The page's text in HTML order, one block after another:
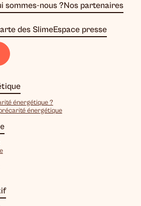
sommes-nous ?Nos partenaires
des SlimeEspace presse
énergétique ?
énergétique